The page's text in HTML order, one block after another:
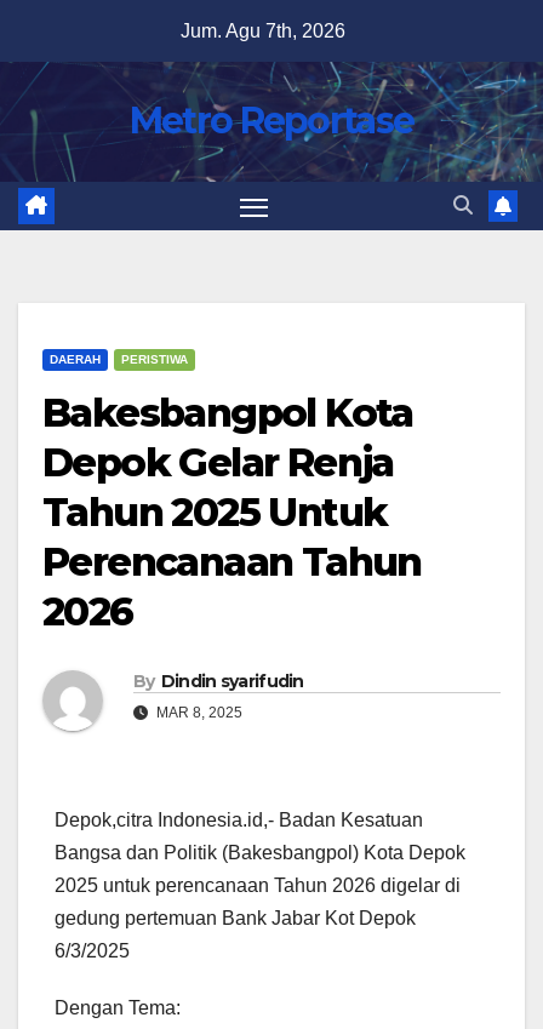
content
Jum. Agu 7th, 2026
Metro Reportase
DAERAH PERISTIWA
Bakesbangpol Kota
Depok Gelar Renja
Tahun 2025 Untuk
Perencanaan Tahun
2026
By Dindin syarifudin
MAR 8, 2025
Depok,citra Indonesia.id,- Badan Kesatuan
Bangsa dan Politik (Bakesbangpol) Kota Depok
2025 untuk perencanaan Tahun 2026 digelar di
gedung pertemuan Bank Jabar Kot Depok
6/3/2025
Dengan Tema: